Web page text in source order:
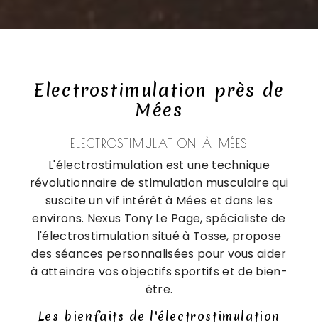
Electrostimulation près de
Mées
ELECTROSTIMULATION À MÉES
L'électrostimulation est une technique
révolutionnaire de stimulation musculaire qui
suscite un vif intérêt à Mées et dans les
environs. Nexus Tony Le Page, spécialiste de
l'électrostimulation situé à Tosse, propose
des séances personnalisées pour vous aider
à atteindre vos objectifs sportifs et de bien-
être.
Les bienfaits de l'électrostimulation